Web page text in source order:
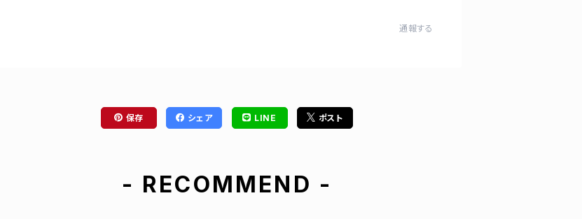
通報する
保存 シェア LINE ポスト
- RECOMMEND -